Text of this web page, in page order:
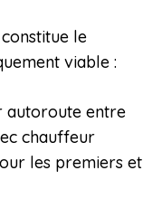
le
viable :
autoroute entre
chauffeur
les premiers et